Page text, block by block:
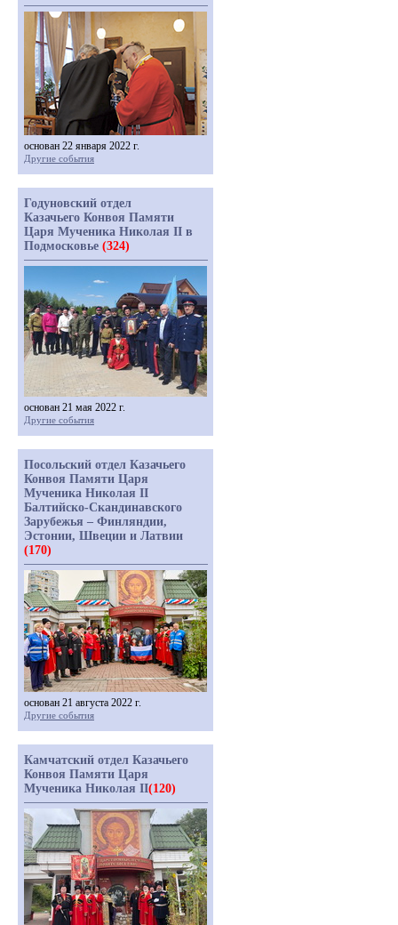
основан 22 января 2022 г.
Другие события
Годуновский отдел
Казачьего Конвоя Памяти
Царя Мученика Николая II в
Подмосковье (324)
основан 21 мая 2022 г.
Другие события
Посольский отдел Казачьего
Конвоя Памяти Царя
Мученика Николая II
Балтийско-Скандинавского
Зарубежья – Финляндии,
Эстонии, Швеции и Латвии
(170)
основан 21 августа 2022 г.
Другие события
Камчатский отдел Казачьего
Конвоя Памяти Царя
Мученика Николая II(120)